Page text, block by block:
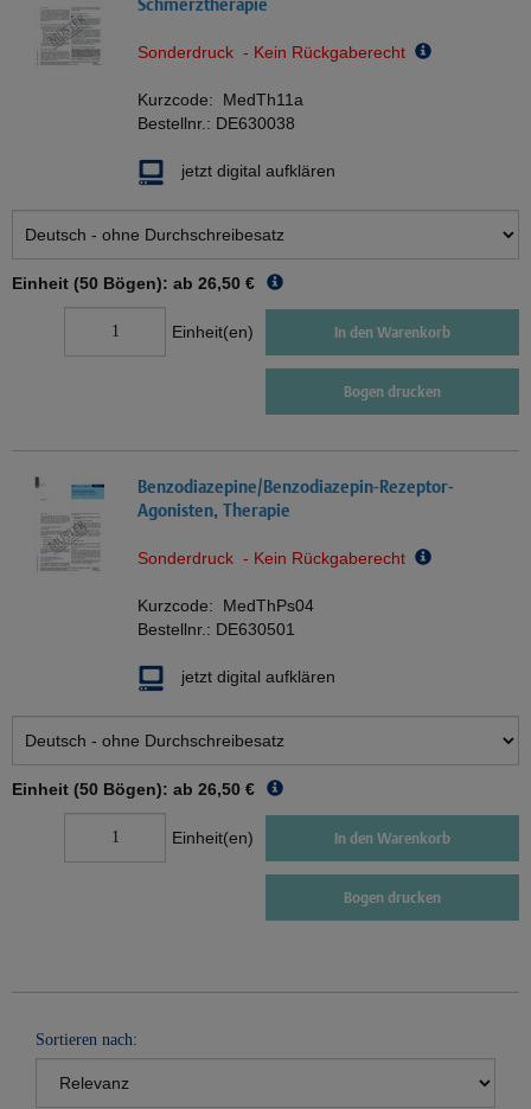
Schmerztherapie
Sonderdruck - Kein Rückgaberecht
Kurzcode: MedTh11a
Bestellnr.: DE630038
jetzt digital aufklären
Einheit (50 Bögen): ab 26,50 €
Einheit(en) In den Warenkorb
Bogen drucken
Benzodiazepine/Benzodiazepin-Rezeptor-
Agonisten, Therapie
Sonderdruck - Kein Rückgaberecht
Kurzcode: MedThPs04
Bestellnr.: DE630501
jetzt digital aufklären
Einheit (50 Bögen): ab 26,50 €
Einheit(en) In den Warenkorb
Bogen drucken
Sortieren nach: